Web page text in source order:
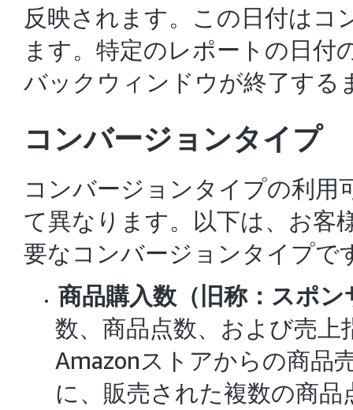
反映されます。この日付はコ
ます。特定のレポートの日
バックウィンドウが終了する
コンバージョンタイプ
コンバージョンタイプの利
て異なります。以下は、お客
要なコンバージョンタイプで
商品購入数（旧称：スポ
数、商品点数、および売
Amazonストアからの商品
に、販売された複数の商